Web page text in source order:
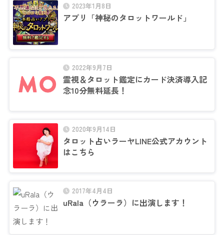
2023年1月8日
アプリ「神秘のタロットワールド」
2022年9月7日
霊視＆タロット鑑定にカード決済導入記
念10分無料延長！
2020年9月14日
タロット占いラーヤLINE公式アカウント
はこちら
2017年4月4日
uRala（ウラーラ）に出演します！